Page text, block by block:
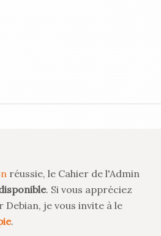
réussie, le Cahier de l'Admin
. Si vous appréciez
je vous invite à le
.